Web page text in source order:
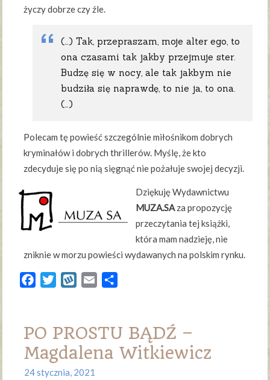
życzy dobrze czy źle.
(…) Tak, przepraszam, moje alter ego, to
ona czasami tak jakby przejmuje ster.
Budzę się w nocy, ale tak jakbym nie
budziła się naprawdę, to nie ja, to ona.
(…)
Polecam tę powieść szczególnie miłośnikom dobrych
kryminałów i dobrych thrillerów. Myślę, że kto
zdecyduje się po nią sięgnąć nie pożałuje swojej decyzji.
Dziękuję Wydawnictwu
MUZA.SAza propozycję
przeczytania tej książki,
która mam nadzieję, nie
zniknie w morzu powieści wydawanych na polskim rynku.
FacebookTwitterWykopEmail
PO PROSTU BĄDŹ –
Magdalena Witkiewicz
24 stycznia, 2021